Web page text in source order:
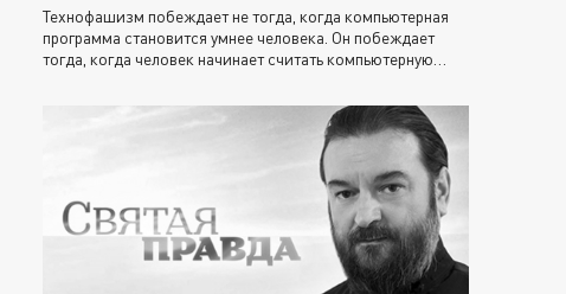
Технофашизм побеждает не тогда, когда компьютерная
программа становится умнее человека. Он побеждает
тогда, когда человек начинает считать компьютерную